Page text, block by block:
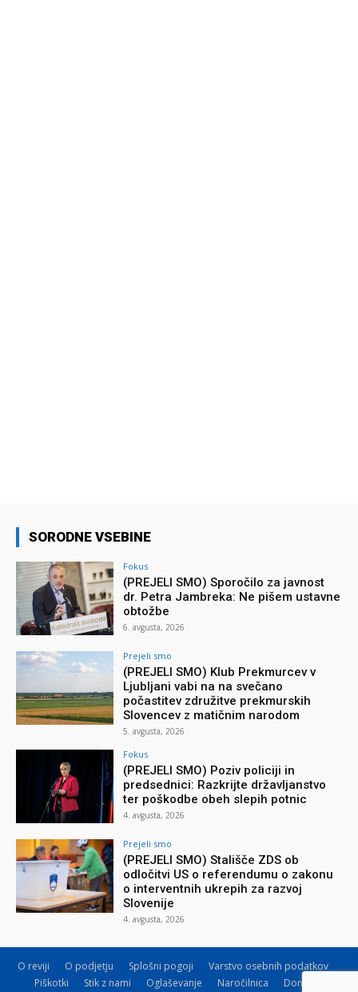
SORODNE VSEBINE
Fokus
(PREJELI SMO) Sporočilo za javnost
dr. Petra Jambreka: Ne pišem ustavne
obtožbe
6. avgusta, 2026
Prejeli smo
(PREJELI SMO) Klub Prekmurcev v
Ljubljani vabi na na svečano
počastitev združitve prekmurskih
Slovencev z matičnim narodom
5. avgusta, 2026
Fokus
(PREJELI SMO) Poziv policiji in
predsednici: Razkrijte državljanstvo
ter poškodbe obeh slepih potnic
4. avgusta, 2026
Prejeli smo
(PREJELI SMO) Stališče ZDS ob
odločitvi US o referendumu o zakonu
o interventnih ukrepih za razvoj
Slovenije
4. avgusta, 2026
O reviji O podjetju Splošni pogoji
Varstvo osebnih podatkov
Piškotki
Stik z nami Oglaševanje Naročilnica Donacije